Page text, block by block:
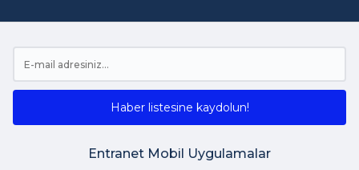
Haber listesine kaydolun!
Entranet Mobil Uygulamalar